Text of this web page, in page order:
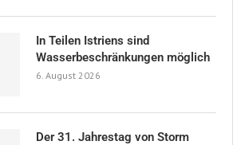
In Teilen Istriens sind
Wasserbeschränkungen möglich
6. August 2026
Der 31. Jahrestag von Storm